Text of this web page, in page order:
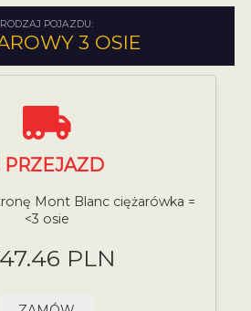
RODZAJ POJAZDU:
3 OSIE
PRZEJAZD
Mont Blanc ciężarówka =
<3 osie
PLN